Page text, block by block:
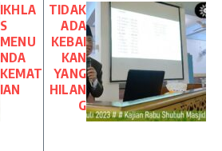
IKHLA
S
MENU
NDA
KEMAT
IAN
TIDAK
ADA
KEBAI
KAN
YANG
HILAN
G